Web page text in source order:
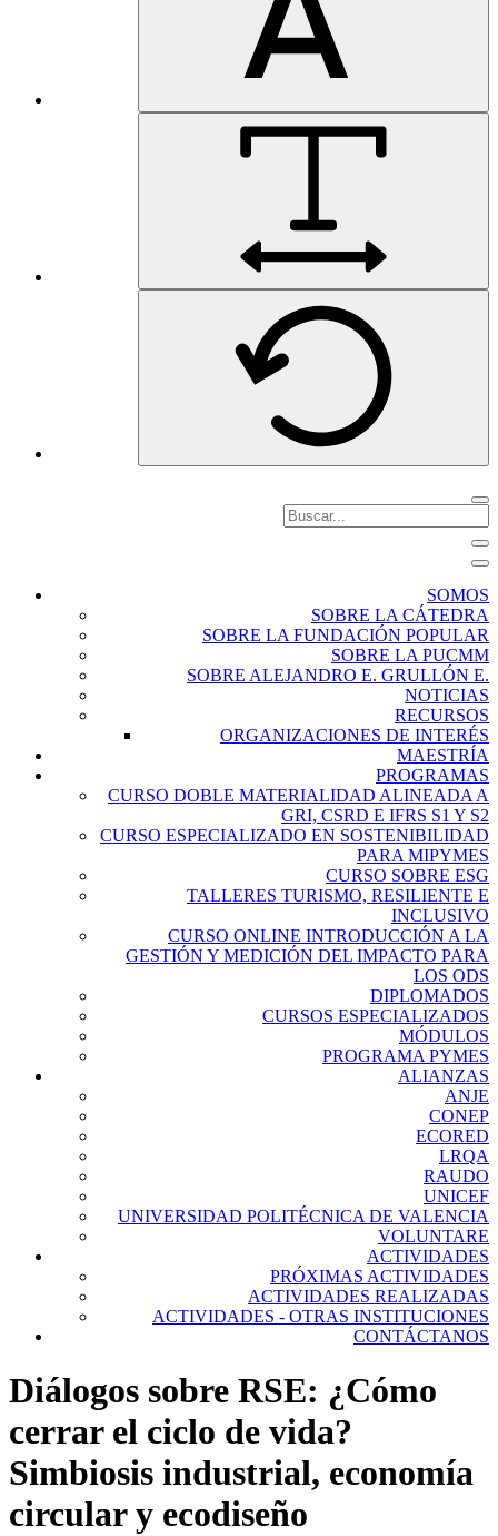
SOMOS
SOBRE LA CÁTEDRA
SOBRE LA FUNDACIÓN POPULAR
SOBRE LA PUCMM
SOBRE ALEJANDRO E. GRULLÓN E.
NOTICIAS
RECURSOS
ORGANIZACIONES DE INTERÉS
MAESTRÍA
PROGRAMAS
CURSO DOBLE MATERIALIDAD ALINEADA A
GRI, CSRD E IFRS S1 Y S2
CURSO ESPECIALIZADO EN SOSTENIBILIDAD
PARA MIPYMES
CURSO SOBRE ESG
TALLERES TURISMO, RESILIENTE E
INCLUSIVO
CURSO ONLINE INTRODUCCIÓN A LA
GESTIÓN Y MEDICIÓN DEL IMPACTO PARA
LOS ODS
DIPLOMADOS
CURSOS ESPECIALIZADOS
MÓDULOS
PROGRAMA PYMES
ALIANZAS
ANJE
CONEP
ECORED
LRQA
RAUDO
UNICEF
UNIVERSIDAD POLITÉCNICA DE VALENCIA
VOLUNTARE
ACTIVIDADES
PRÓXIMAS ACTIVIDADES
ACTIVIDADES REALIZADAS
ACTIVIDADES - OTRAS INSTITUCIONES
CONTÁCTANOS
Diálogos sobre RSE: ¿Cómo
cerrar el ciclo de vida?
Simbiosis industrial, economía
circular y ecodiseño